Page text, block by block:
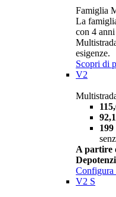
Famiglia
La
con 4
esigenze.
Scopri di
V2
A partire
Configura
V2 S